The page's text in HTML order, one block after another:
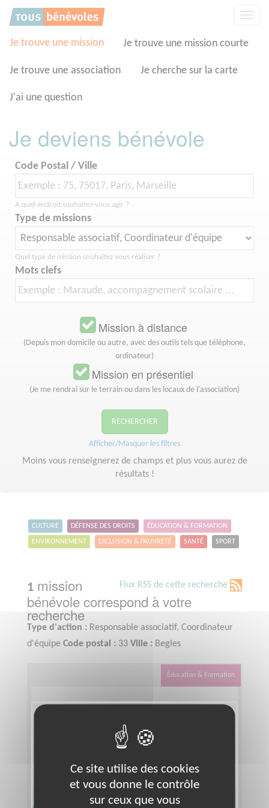
Je trouve une mission Je trouve une mission courte
Je trouve une association Je cherche sur la carte
J'ai une question
Je deviens bénévole
Code Postal / Ville
A quel endroit souhaitez-vous agir ?
Type de missions
Quel type de mission souhaitez vous réaliser ?
Mots clefs
Mission à distance
(Depuis mon domicile ou autre, avec des outils tels que téléphone,
ordinateur)
Mission en présentiel
(Je me rendrai sur le terrain ou dans les locaux de l'association)
RECHERCHER
Afficher/Masquer les filtres
Moins vous renseignerez de champs et plus vous aurez de
résultats !
CULTURE DÉFENSE DES DROITS ÉDUCATION & FORMATION
ENVIRONNEMENT EXCLUSION & PAUVRETÉ SANTÉ SPORT
Flux RSS de cette recherche
1 mission
bénévole correspond à votre
recherche
Type d'action : Responsable associatif, Coordinateur
d'équipe Code postal : 33 Ville : Begles
Éducation & Formation
Panneau de gestion des cookies
Ce site utilise des cookies
et vous donne le contrôle
sur ceux que vous